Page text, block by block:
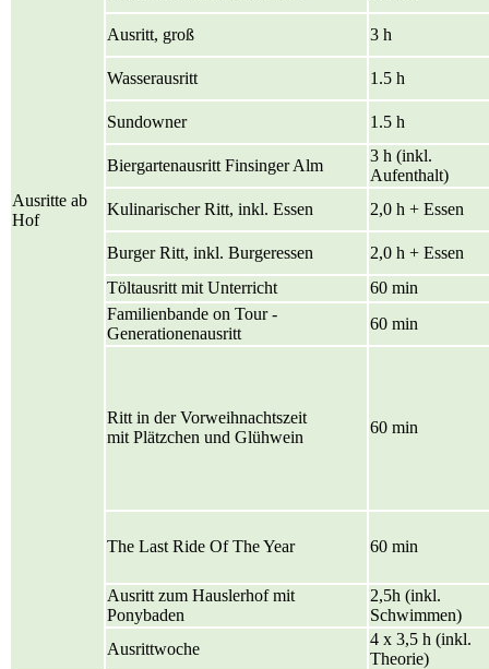
Ausritte ab
Hof
Ausritt, groß 3 h
Wasserausritt 1.5 h
Sundowner 1.5 h
Biergartenausritt Finsinger Alm
3 h (inkl.
Aufenthalt)
Kulinarischer Ritt, inkl. Essen
2,0 h + Essen
Burger Ritt, inkl. Burgeressen
2,0 h + Essen
Töltausritt mit Unterricht
60 min
Familienbande on Tour -
Generationenausritt
60 min
Ritt in der Vorweihnachtszeit
mit Plätzchen und Glühwein
60 min
The Last Ride Of The Year 60 min
Ausritt zum Hauslerhof mit
Ponybaden
2,5h (inkl.
Schwimmen)
Ausrittwoche
4 x 3,5 h (inkl.
Theorie)